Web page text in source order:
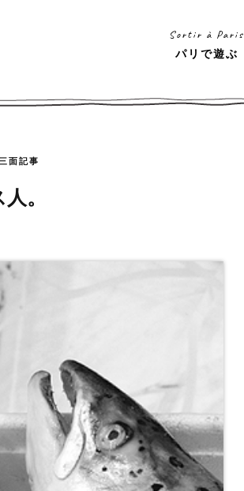
Sortir à Paris
パリで遊ぶ
三面記事
。